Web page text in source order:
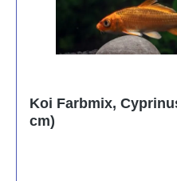
Koi Farbmix,
cm)